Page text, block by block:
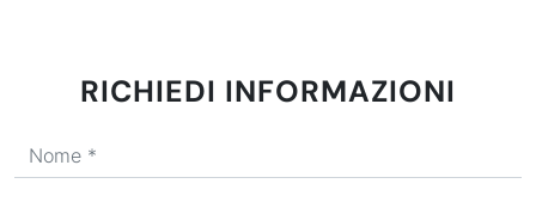
RICHIEDI INFORMAZIONI